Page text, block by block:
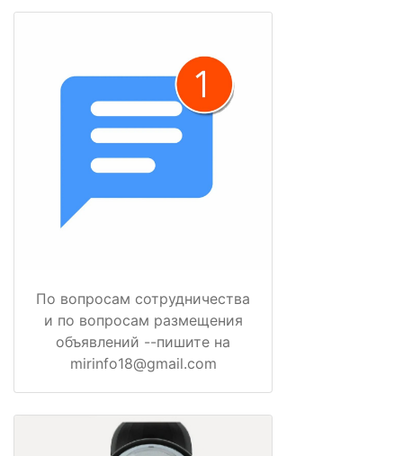
По вопросам сотрудничества
и по вопросам размещения
объявлений --пишите на
mirinfo18@gmail.com